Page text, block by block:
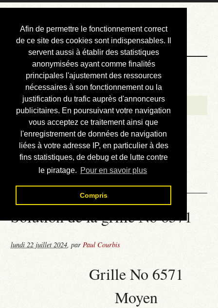
Afin de permettre le fonctionnement correct
de ce site des cookies sont indispensables. Il
servent aussi à établir des statistiques
anonymisées ayant comme finalités
principales l'ajustement des ressources
nécessaires à son fonctionnement ou la
justification du trafic auprès d'annonceurs
publicitaires. En poursuivant votre navigation
vous acceptez ce traitement ainsi que
l'enregistrement de données de navigation
liées à votre adresse IP, en particulier à des
fins statistiques, de debug et de lutte contre
le piratage. Pour en savoir plus
Compris
Courbis, « LE »
Blog Officiel
Bienvenue
Réalisations
Divers (et d’été)
Annonces
Liens externes
Téléchargement
Contact
Solution de la grille No 6571
lundi 22 juillet 2024,parPaul Courbis
Grille No 6571
Moyen